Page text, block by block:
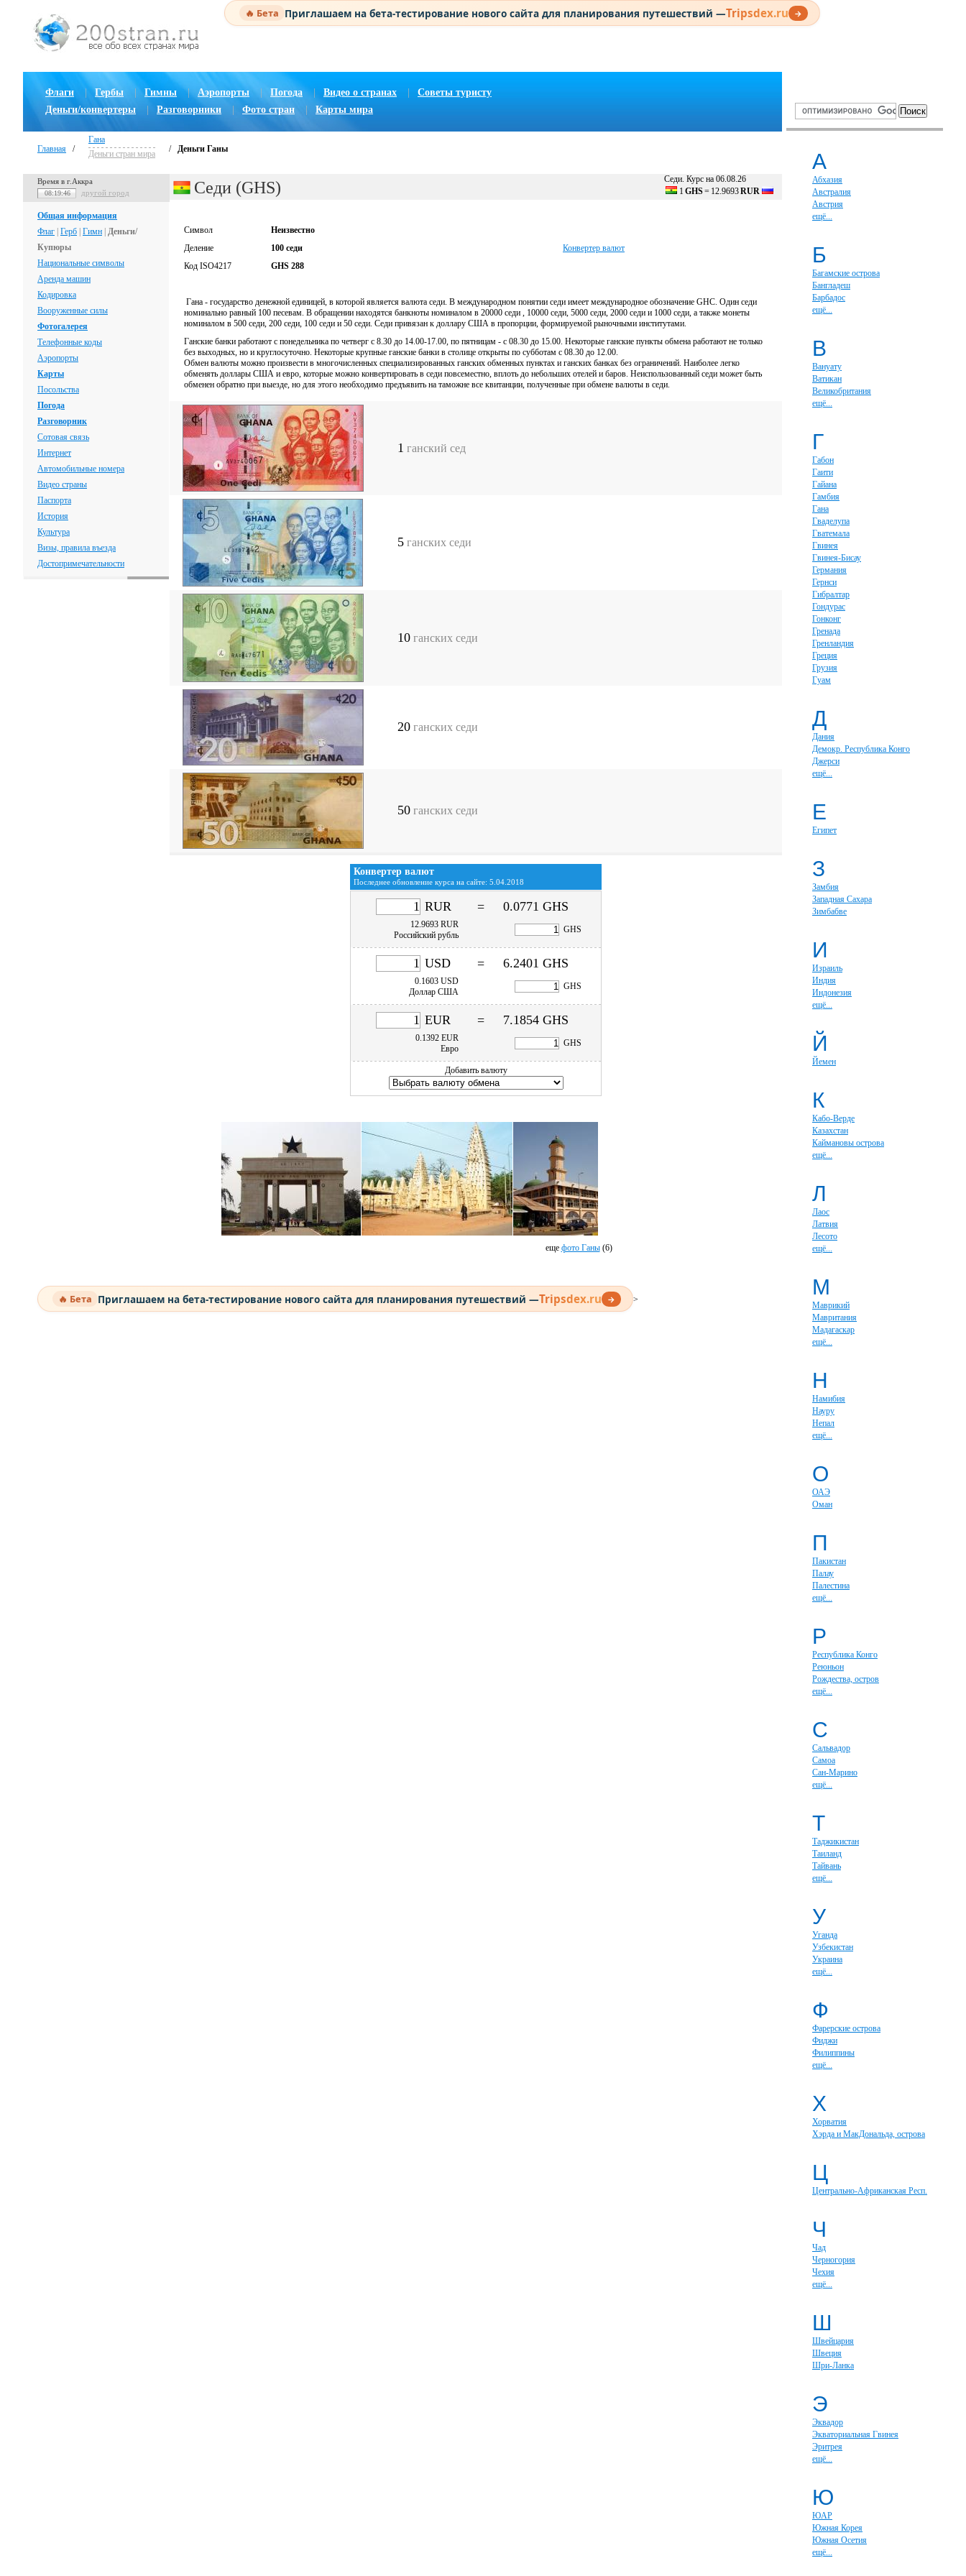
🔥 Бета Приглашаем на бета-тестирование нового сайта для планирования путешествий —Tripsdex.ru →
Флаги Гербы Гимны | Аэропорты Погода | Видео о странах
Советы туристу
Деньги/конвертеры
Разговорники Фото стран Карты мира
Главная /
Гана
Деньги стран мира
/ Деньги Ганы
Время в г.Аккра
08:19:47 другой город
Общая информация
Флаг Герб Гимн Деньги/
Купюры
Национальные символы
Аренда машин
Кодировка
Вооруженные силы
Фотогалерея
Телефонные коды
Аэропорты
Карты
Посольства
Погода
Разговорник
Сотовая связь
Интернет
Автомобильные номера
Видео страны
Паспорта
История
Культура
Визы, правила въезда
Достопримечательности
Седи. Курс на 06.08.26
1 GHS= 12.9693RUR
Седи (GHS)
Символ
Неизвестно
Конвертер валют
Деление
100 седи
Код ISO4217
GHS 288
Гана - государство денежной единицей, в которой является валюта седи. В международном понятии седи имеет международное обозначение GHC. Один седи
номинально равный 100 песевам. В обращении находятся банкноты номиналом в 20000 седи , 10000 седи, 5000 седи, 2000 седи и 1000 седи, а также монеты
номиналом в 500 седи, 200 седи, 100 седи и 50 седи. Седи привязан к доллару США в пропорции, формируемой рыночными институтами.
Ганские банки работают с понедельника по четверг с 8.30 до 14.00-17.00, по пятницам - с 08.30 до 15.00. Некоторые ганские пункты обмена работают не только
без выходных, но и круглосуточно. Некоторые крупные ганские банки в столице открыты по субботам с 08.30 до 12.00.
Обмен валюты можно произвести в многочисленных специализированных ганских обменных пунктах и ганских банках без ограничений. Наиболее легко
обменять доллары США и евро, которые можно конвертировать в седи повсеместно, вплоть до небольших отелей и баров. Неиспользованный седи может быть
обменен обратно при выезде, но для этого необходимо предъявить на таможне все квитанции, полученные при обмене валюты в седи.
1 ганский сед
5 ганских седи
10 ганских седи
20 ганских седи
50 ганских седи
Конвертер валют
Последнее обновление курса на сайте: 5.04.2018
RUR = 0.0771 GHS
12.9693 RUR
Российский рубль
GHS
USD = 6.2401 GHS
0.1603 USD
Доллар США
GHS
EUR = 7.1854 GHS
0.1392 EUR
Евро
GHS
Добавить валюту
еще фото Ганы(6)
🔥 Бета Приглашаем на бета-тестирование нового сайта для планирования путешествий —Tripsdex.ru → >
А
Абхазия
Австралия
Австрия
ещё...
Б
Багамские острова
Бангладеш
Барбадос
ещё...
В
Вануату
Ватикан
Великобритания
ещё...
Г
Габон
Гаити
Гайана
Гамбия
Гана
Гваделупа
Гватемала
Гвинея
Гвинея-Бисау
Германия
Гернси
Гибралтар
Гондурас
Гонконг
Гренада
Гренландия
Греция
Грузия
Гуам
Д
Дания
Демокр. Республика Конго
Джерси
ещё...
Е
Египет
З
Замбия
Западная Сахара
Зимбабве
И
Израиль
Индия
Индонезия
ещё...
Й
Йемен
К
Кабо-Верде
Казахстан
Каймановы острова
ещё...
Л
Лаос
Латвия
Лесото
ещё...
М
Маврикий
Мавритания
Мадагаскар
ещё...
Н
Намибия
Науру
Непал
ещё...
О
ОАЭ
Оман
П
Пакистан
Палау
Палестина
ещё...
Р
Республика Конго
Реюньон
Рождества, остров
ещё...
С
Сальвадор
Самоа
Сан-Марино
ещё...
Т
Таджикистан
Таиланд
Тайвань
ещё...
У
Уганда
Узбекистан
Украина
ещё...
Ф
Фарерские острова
Фиджи
Филиппины
ещё...
Х
Хорватия
Хэрда и МакДональда, острова
Ц
Центрально-Африканская Респ.
Ч
Чад
Черногория
Чехия
ещё...
Ш
Швейцария
Швеция
Шри-Ланка
Э
Эквадор
Экваториальная Гвинея
Эритрея
ещё...
Ю
ЮАР
Южная Корея
Южная Осетия
ещё...